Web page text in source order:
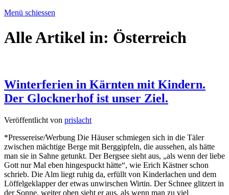
Menü schiessen
Alle Artikel in: Österreich
Winterferien in Kärnten mit Kindern.
Der Glocknerhof ist unser Ziel.
Veröffentlicht von prislacht
*Pressereise/Werbung Die Häuser schmiegen sich in die Täler
zwischen mächtige Berge mit Berggipfeln, die aussehen, als hätte
man sie in Sahne getunkt. Der Bergsee sieht aus, „als wenn der liebe
Gott nur Mal eben hingespuckt hätte“, wie Erich Kästner schon
schrieb. Die Alm liegt ruhig da, erfüllt von Kinderlachen und dem
Löffelgeklapper der etwas unwirschen Wirtin. Der Schnee glitzert in
der Sonne, weiter oben sieht er aus, als wenn man zu viel